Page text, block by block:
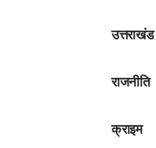
उत्तराखंड
राजनीति
क्राइम